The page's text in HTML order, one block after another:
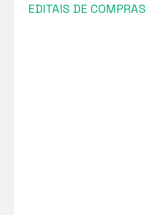
EDITAIS DE COMPRAS